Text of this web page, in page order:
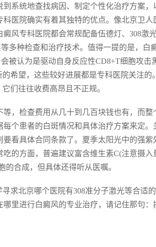
系统地查找病因、制定个性化治疗方案
医院确实有着其独特的优点。像北京卫
风专科医院都会常规配备伍德灯、308激
多种检查和治疗技术。值得一提的是，白
被认为是驱动自身反应性CD8+T细胞攻击
希望，这些较好进展都是专科医院关注的
们往往收费高昂且不正规。
，检查费用从几十到几百块钱也有，而整
个患者的白斑情况和具体治疗方案来定
看具体合同条款了。夏季太阳光中的强紫
的方面，普遍建议富含维生素C(注意摄入
合成，但具体还得听从医嘱。
求北京哪个医院有308准分子激光等合适
里进行白癜风的专业治疗，请记住那句：